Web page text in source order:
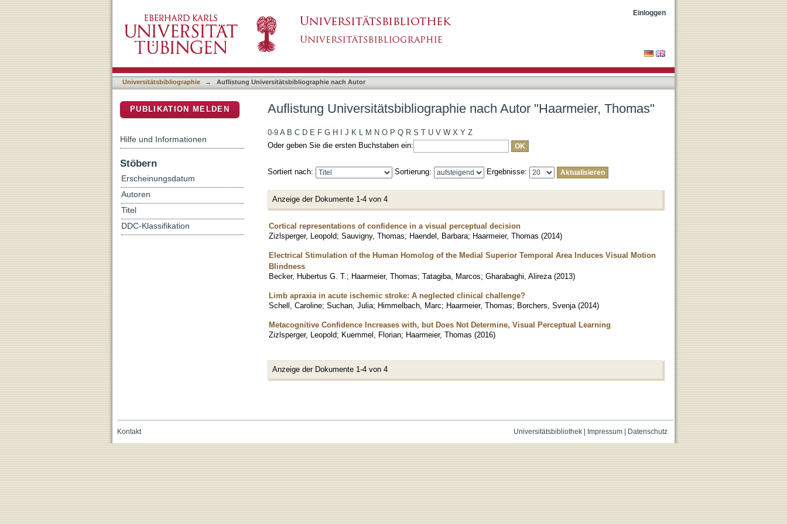
Einloggen
Universitätsbibliographie → Auflistung Universitätsbibliographie nach Autor
Auflistung Universitätsbibliographie nach Autor "Haarmeier, Thomas"
0-9 A B C D E F G H J K L M N O P Q R S T U V W X Y Z
Oder geben Sie die ersten Buchstaben ein:
Sortiert nach: Sortierung: Ergebnisse:
Anzeige der Dokumente 1-4 von 4
Cortical representations of confidence in a visual perceptual decision
Zizlsperger, Leopold; Sauvigny, Thomas; Haendel, Barbara; Haarmeier, Thomas (2014)
Electrical Stimulation of the Human Homolog of the Medial Superior Temporal Area Induces Visual Motion
Blindness
Becker, Hubertus G. T. ; Haarmeier, Thomas; Tatagiba, Marcos; Gharabaghi, Alireza (2013)
Limb apraxia in acute ischemic stroke: A neglected clinical challenge?
Schell, Caroline; Suchan, Julia; Himmelbach, Marc; Haarmeier, Thomas; Borchers, Svenja (2014)
Metacognitive Confidence Increases with, but Does Not Determine, Visual Perceptual Learning
Zizlsperger, Leopold; Kuemmel, Florian; Haarmeier, Thomas (2016)
Anzeige der Dokumente 1-4 von 4
PUBLIKATION MELDEN
Hilfe und Informationen
Stöbern
Erscheinungsdatum
Autoren
Titel
DDC-Klassifikation
Universitätsbibliothek| Impressum| Datenschutz
Kontakt